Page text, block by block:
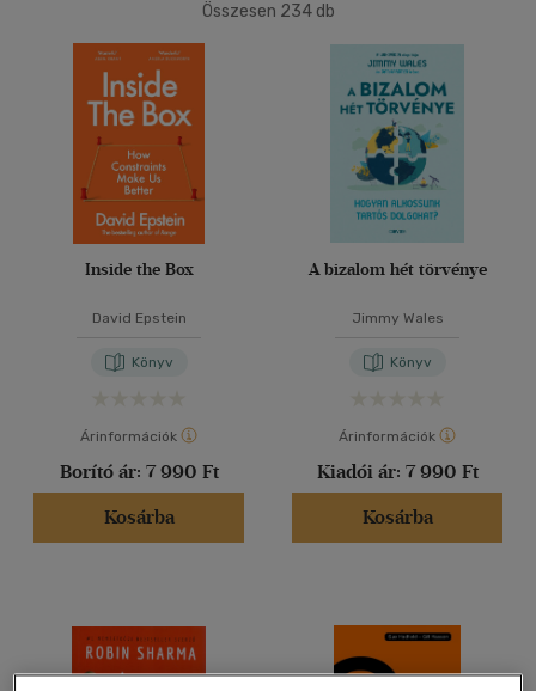
Korosztály szerint
Ifjúsági(1)
14 - 18 év(1)
Felnőtt(212)
Nyelv szerint
Magyar(214)
Angol(19)
Német(1)
Vélemény szerint
(3)
Összesen 234db
Inside the Box
David Epstein
Könyv
Árinformációk
Borító ár: 7 990 Ft
Kosárba
A bizalom hét törvénye
Jimmy Wales
Könyv
Árinformációk
Kiadói ár: 7 990 Ft
Kosárba